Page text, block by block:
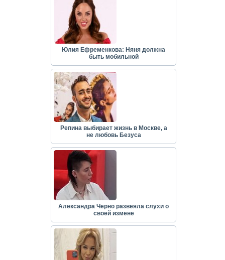
Юлия Ефременкова: Няня должна
быть мобильной
Репина выбирает жизнь в Москве, а
не любовь Безуса
Александра Черно развеяла слухи о
своей измене